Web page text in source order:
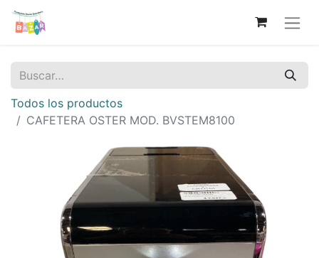
Todos los productos
CAFETERA OSTER MOD. BVSTEM8100